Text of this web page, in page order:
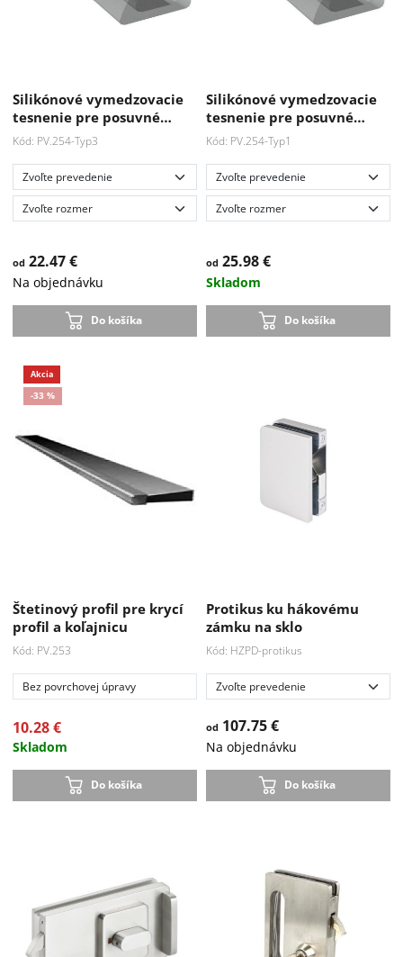
Silikónové vymedzovacie
tesnenie pre posuvné…
Kód: PV.254-Typ3
od22.47 €
Na objednávku
Do košíka
Silikónové vymedzovacie
tesnenie pre posuvné…
Kód: PV.254-Typ1
od 25.98 €
Skladom
Do košíka
Štetinový profil pre krycí
profil a koľajnicu
Kód: PV.253
Bez povrchovej úpravy
10.28 €
Skladom
Do košíka
Protikus ku hákovému
zámku na sklo
Kód: HZPD-protikus
od 107.75 €
Na objednávku
Do košíka